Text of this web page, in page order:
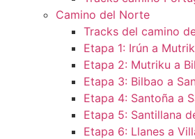
Camino del Norte
Tracks del camino
Etapa 1: Irún a
Etapa 2: Mutriku a
Etapa 3: Bilbao a
Etapa 4: Santoña a
Etapa 5: Santillana
Etapa 6: Llanes a